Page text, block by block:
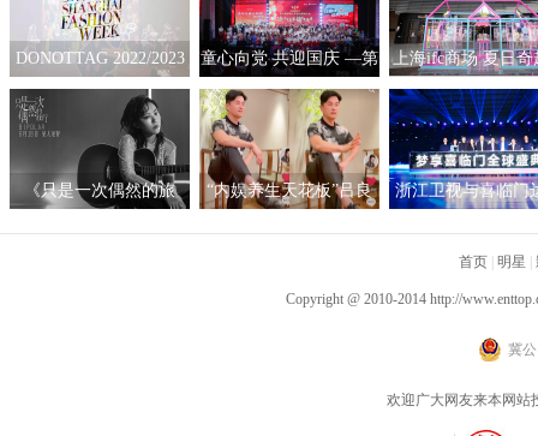
DONOTTAG 2022/2023
时装创意秀开启，众星
携手开启时髦新篇章
童心向党 共迎国庆 —第
六届“华韵之声”语文朗
读大会总展演在京隆重
举行
上海ifc商场 夏日奇
拟互动艺术展
《只是一次偶然的旅
“内娱养生天花板”吕良
已是极限
浙江卫视与喜临门
新营销模式
首页 明星
Copyright @ 2010-2014 http://
冀公
欢迎广大网友来本网站